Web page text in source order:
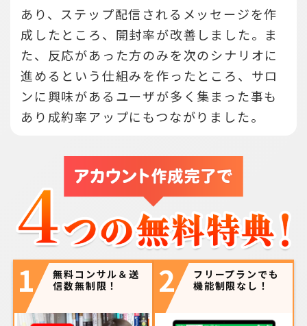
あり、ステップ配信されるメッセージを作
成したところ、開封率が改善しました。ま
た、反応があった方のみを次のシナリオに
進めるという仕組みを作ったところ、サロ
ンに興味があるユーザが多く集まった事も
あり成約率アップにもつながりました。
1
無料コンサル＆送
信数無制限！
2
フリープランでも
機能制限なし！